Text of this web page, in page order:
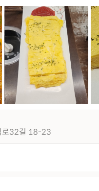
로32길 18-23